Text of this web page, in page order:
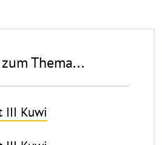
Thema...
III Kuwi